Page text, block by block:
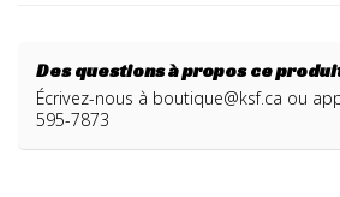
Des questions à propos ce
Écrivez-nous à boutique@ksf.ca ou
595-7873